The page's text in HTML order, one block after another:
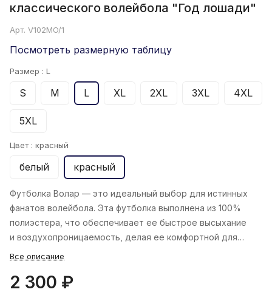
классического волейбола "Год лошади"
Арт. V102MO/1
Посмотреть размерную таблицу
Размер : L
S M L XL 2XL 3XL 4XL
5XL
Цвет : красный
белый красный
Футболка Волар — это идеальный выбор для истинных
фанатов волейбола. Эта футболка выполнена из 100%
полиэстера, что обеспечивает ее быстрое высыхание
и воздухопроницаемость, делая ее комфортной для
тренировок.
Все описание
2 300 ₽